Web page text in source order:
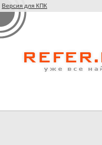
Версия для КПК